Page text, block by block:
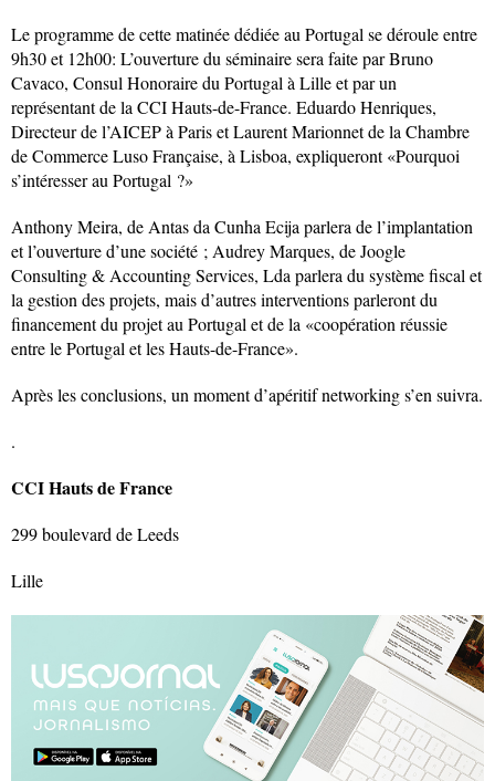
Le programme de cette matinée dédiée au Portugal se déroule entre
9h30 et 12h00: L’ouverture du séminaire sera faite par Bruno
Cavaco, Consul Honoraire du Portugal à Lille et par un
représentant de la CCI Hauts-de-France. Eduardo Henriques,
Directeur de l’AICEP à Paris et Laurent Marionnet de la Chambre
de Commerce Luso Française, à Lisboa, expliqueront «Pourquoi
s’intéresser au Portugal ?»
Anthony Meira, de Antas da Cunha Ecija parlera de l’implantation
et l’ouverture d’une société ; Audrey Marques, de Joogle
Consulting & Accounting Services, Lda parlera du système fiscal et
la gestion des projets, mais d’autres interventions parleront du
financement du projet au Portugal et de la «coopération réussie
entre le Portugal et les Hauts-de-France».
Après les conclusions, un moment d’apéritif networking s’en suivra.
.
CCI Hauts de France
299 boulevard de Leeds
Lille